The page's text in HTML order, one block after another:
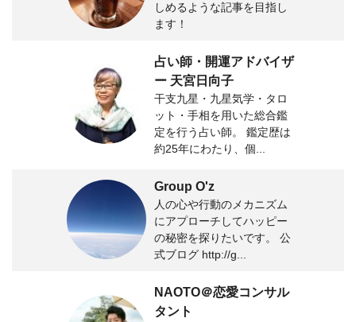
しめるような記事を目指し
ます！
占い師・開運アドバイザ
ー 天宮日向子
干支九星・九星気学・タロ
ット・手相を用いた総合鑑
定を行う占い師。 鑑定歴は
約25年にわたり、個...
Group O'z
人の心や行動のメカニズム
にアプローチしてハッピー
の秘密を探りたいです。 公
式ブログ http://g...
NAOTO＠恋愛コンサル
タント